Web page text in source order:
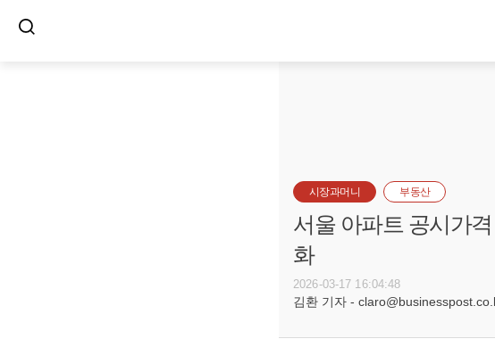
시장과머니 부동산
서울 아파트 공시가
화
2026-03-17 16:04:48
김환 기자 -